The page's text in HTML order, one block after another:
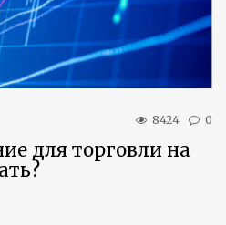
8424 0
для торговли на